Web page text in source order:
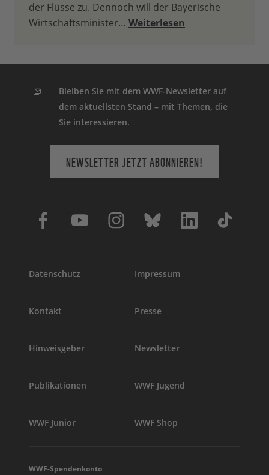
der Flüsse zu. Dennoch will der Bayerische
Wirtschaftsminister… Weiterlesen
Bleiben Sie mit dem WWF-Newsletter auf
dem aktuellsten Stand – mit Themen, die
Sie interessieren.
NEWSLETTER JETZT ABONNIEREN!
Datenschutz Impressum
Kontakt Presse
Hinweisgeber Newsletter
Publikationen WWF Jugend
WWF Junior WWF Shop
WWF-Spendenkonto